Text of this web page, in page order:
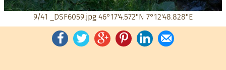
9/41 _DSF6059.jpg46°17'4.572"N 7°12'48.828"E